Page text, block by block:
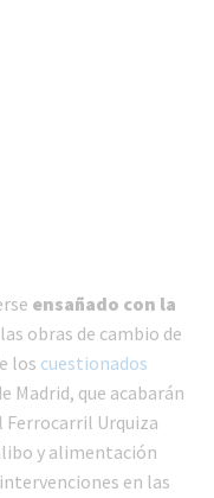
ensañado con la
obras de cambio de
los cuestionados
Madrid, que acabarán
Urquiza
y alimentación
en las